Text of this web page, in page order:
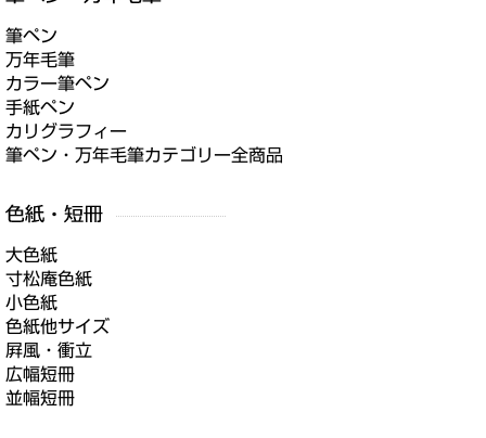
筆ペン
万年毛筆
カラー筆ペン
手紙ペン
カリグラフィー
筆ペン・万年毛筆カテゴリー全商品
大色紙
寸松庵色紙
小色紙
色紙他サイズ
屛風・衝立
広幅短冊
並幅短冊